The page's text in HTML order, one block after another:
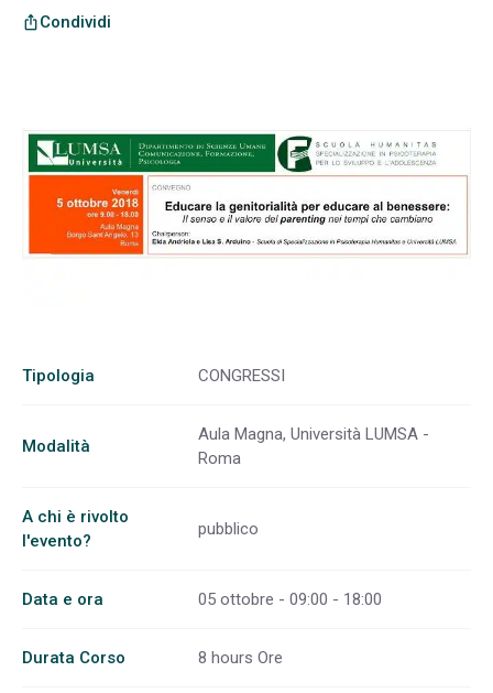
ios_shareCondividi
Tipologia CONGRESSI
Modalità
Aula Magna, Università LUMSA -
Roma
A chi è rivolto
l'evento?
pubblico
Data e ora 05 ottobre - 09:00 - 18:00
Durata Corso 8 hours Ore